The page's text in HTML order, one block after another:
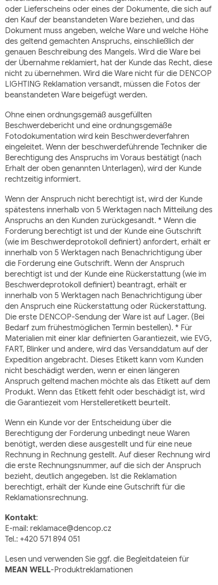
oder Lieferscheins oder eines der Dokumente, die sich auf
den Kauf der beanstandeten Ware beziehen, und das
Dokument muss angeben, welche Ware und welche Höhe
des geltend gemachten Anspruchs, einschließlich der
genauen Beschreibung des Mangels. Wird die Ware bei
der Übernahme reklamiert, hat der Kunde das Recht, diese
nicht zu übernehmen. Wird die Ware nicht für die DENCOP
LIGHTING Reklamation versandt, müssen die Fotos der
beanstandeten Ware beigefügt werden.
Ohne einen ordnungsgemäß ausgefüllten
Beschwerdebericht und eine ordnungsgemäße
Fotodokumentation wird kein Beschwerdeverfahren
eingeleitet. Wenn der beschwerdeführende Techniker die
Berechtigung des Anspruchs im Voraus bestätigt (nach
Erhalt der oben genannten Unterlagen), wird der Kunde
rechtzeitig informiert.
Wenn der Anspruch nicht berechtigt ist, wird der Kunde
spätestens innerhalb von 5 Werktagen nach Mitteilung des
Anspruchs an den Kunden zurückgesandt. * Wenn die
Forderung berechtigt ist und der Kunde eine Gutschrift
(wie im Beschwerdeprotokoll definiert) anfordert, erhält er
innerhalb von 5 Werktagen nach Benachrichtigung über
die Forderung eine Gutschrift. Wenn der Anspruch
berechtigt ist und der Kunde eine Rückerstattung (wie im
Beschwerdeprotokoll definiert) beantragt, erhält er
innerhalb von 5 Werktagen nach Benachrichtigung über
den Anspruch eine Rückerstattung oder Rückerstattung.
Die erste DENCOP-Sendung der Ware ist auf Lager. (Bei
Bedarf zum frühestmöglichen Termin bestellen). * Für
Materialien mit einer klar definierten Garantiezeit, wie EVG,
FART, Blinker und andere, wird das Versanddatum auf der
Expedition angebracht. Dieses Etikett kann vom Kunden
nicht beschädigt werden, wenn er einen längeren
Anspruch geltend machen möchte als das Etikett auf dem
Produkt. Wenn das Etikett fehlt oder beschädigt ist, wird
die Garantiezeit vom Herstelleretikett beurteilt.
Wenn ein Kunde vor der Entscheidung über die
Berechtigung der Forderung unbedingt neue Waren
benötigt, werden diese ausgestellt und für eine neue
Rechnung in Rechnung gestellt. Auf dieser Rechnung wird
die erste Rechnungsnummer, auf die sich der Anspruch
bezieht, deutlich angegeben. Ist die Reklamation
berechtigt, erhält der Kunde eine Gutschrift für die
Reklamationsrechnung.
Kontakt:
E-mail: reklamace@dencop.cz
Tel.: +420 571 894 051
Lesen und verwenden Sie ggf. die Begleitdateien für
MEAN WELL-Produktreklamationen